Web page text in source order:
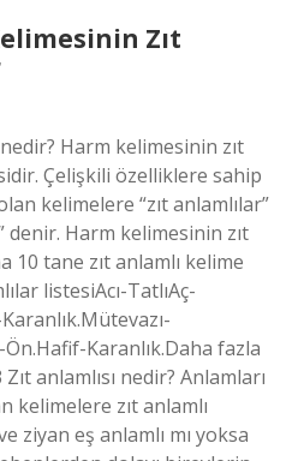
Zıt
Harm kelimesinin zıt
Çelişkili özelliklere sahip
kelimelere “zıt anlamlılar”
denir. Harm kelimesinin zıt
10 tane zıt anlamlı kelime
listesiAcı-TatlıAç-
Karanlık.Daha fazla
anlamlısı nedir? Anlamları
zıt anlamlı
ziyan eş anlamlı mı yoksa